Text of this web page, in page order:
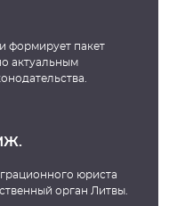
формирует пакет
актуальным
юриста
орган Литвы.